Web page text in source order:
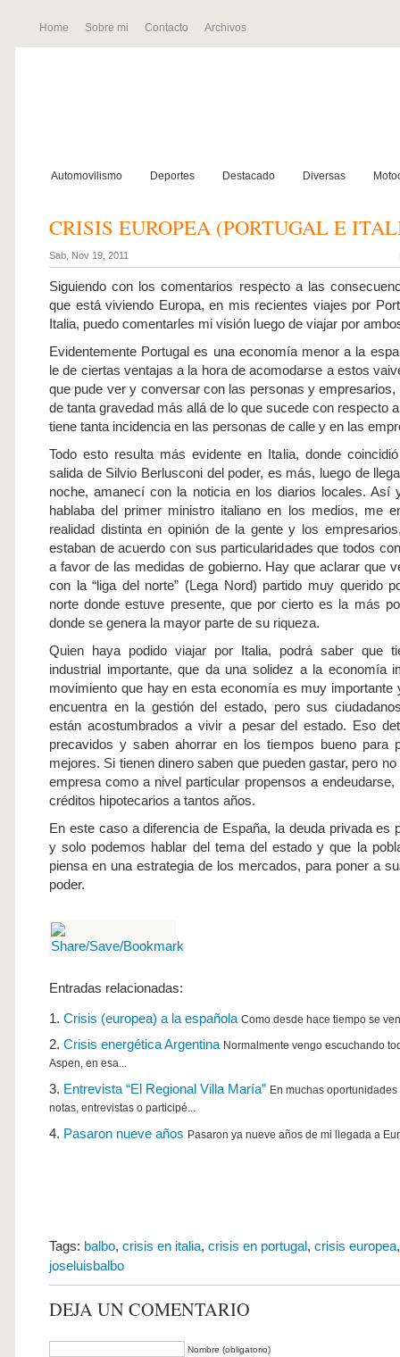
Home Sobre mi Contacto Archivos
Automovilismo Deportes Destacado Diversas
CRISIS EUROPEA (PORTUGAL E
Sab, Nov 19, 2011
Siguiendo con los comentarios respecto a las
que está viviendo Europa, en mis recientes viajes por
Italia, puedo comentarles mi visión luego de viajar por
Evidentemente Portugal es una economía menor a la
le de ciertas ventajas a la hora de acomodarse a estos
que pude ver y conversar con las personas y empresarios,
de tanta gravedad más allá de lo que sucede con respecto
tiene tanta incidencia en las personas de calle y en las
Todo esto resulta más evidente en Italia, donde
salida de Silvio Berlusconi del poder, es más, luego de
noche, amanecí con la noticia en los diarios locales. Así
hablaba del primer ministro italiano en los medios, me
realidad distinta en opinión de la gente y los
estaban de acuerdo con sus particularidades que todos
a favor de las medidas de gobierno. Hay que aclarar que
con la “liga del norte” (Lega Nord) partido muy querido
norte donde estuve presente, que por cierto es la más
donde se genera la mayor parte de su riqueza.
Quien haya podido viajar por Italia, podrá saber que
industrial importante, que da una solidez a la economía
movimiento que hay en esta economía es muy importante
encuentra en la gestión del estado, pero sus
están acostumbrados a vivir a pesar del estado. Eso
precavidos y saben ahorrar en los tiempos bueno para
mejores. Si tienen dinero saben que pueden gastar, pero
empresa como a nivel particular propensos a
créditos hipotecarios a tantos años.
En este caso a diferencia de España, la deuda privada es
y solo podemos hablar del tema del estado y que la
piensa en una estrategia de los mercados, para poner a
poder.
Entradas relacionadas:
Crisis (europea) a la española Como desde hace tiempo se
Crisis energética Argentina Normalmente vengo escuchando
Aspen, en esa...
Entrevista “El Regional Villa María” En muchas
notas, entrevistas o participé...
Pasaron nueve años Pasaron ya nueve años de mi llegada a
Tags: balbo, crisis en italia, crisis en portugal, crisis europea
joseluisbalbo
DEJA UN COMENTARIO
Nombre (obligatorio)